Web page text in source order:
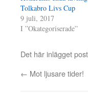
Tolkabro Livs Cup
9 juli, 2017
I ”Okategoriserade”
Det här inlägget
← Mot ljusare tider!